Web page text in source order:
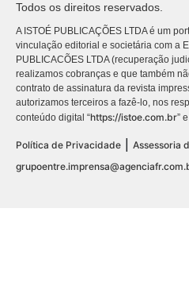
Todos os direitos reservados.
A ISTOÉ PUBLICAÇÕES LTDA é um
vinculação editorial e societária com a
PUBLICACÕES LTDA (recuperação
realizamos cobranças e que também
contrato de assinatura da revista
autorizamos terceiros a fazê-lo, nos
conteúdo digital “https://istoe.com.br”
Política de Privacidade
Assessoria